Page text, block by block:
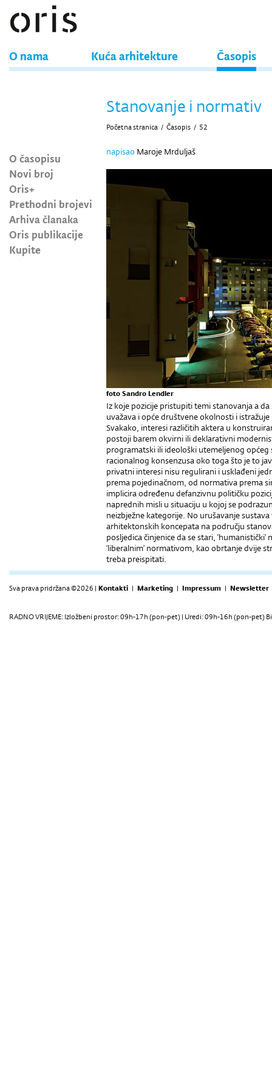
O nama Kuća arhitekture Časopis
O časopisu
Novi broj
Oris+
Prethodni brojevi
Arhiva članaka
Oris publikacije
Kupite
Stanovanje i normativ
Početna stranica / Časopis / 52
napisao Maroje Mrduljaš
foto Sandro Lendler
Iz koje pozicije pristupiti temi stanovanja a
uvažava i opće društvene okolnosti i
Svakako, interesi različitih aktera u
postoji barem okvirni ili deklarativni
programatski ili ideološki utemeljenog
racionalnog konsenzusa oko toga što je to
privatni interesi nisu regulirani i usklađeni
prema pojedinačnom, od normativa prema
implicira određenu defanzivnu političku
naprednih misli u situaciju u kojoj se
neizbježne kategorije. No urušavanje
arhitektonskih koncepata na području
posljedica činjenice da se stari,
‘liberalnim’ normativom, kao obrtanje dvije
treba preispitati.
Sva prava pridržana ©2026 | Kontakti | Marketing | Impressum | Newsletter
RADNO VRIJEME: Izložbeni prostor: 09h-17h (pon-pet) | Uredi: 09h-16h (pon-pet)